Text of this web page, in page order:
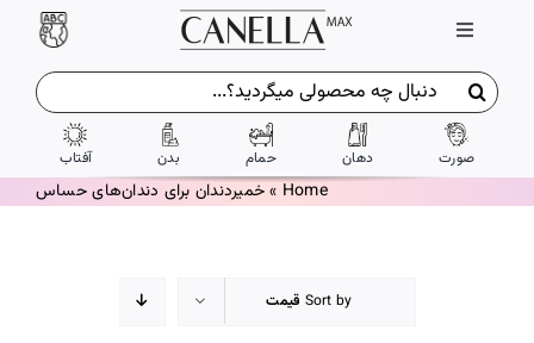
content
Toggle
Navigation
ورود / ثبت نام
جستجو
برای:
صورت دهان حمام بدن آفتاب
Home
»خمیردندان برای دندان‌های حساس
Sort by قیمت